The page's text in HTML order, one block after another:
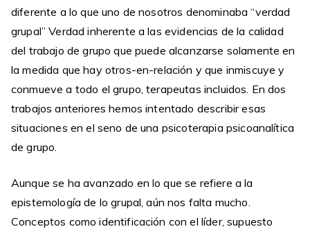
diferente a lo que uno de nosotros denominaba “verdad
grupal” Verdad inherente a las evidencias de la calidad
del trabajo de grupo que puede alcanzarse solamente en
la medida que hay otros-en-relación y que inmiscuye y
conmueve a todo el grupo, terapeutas incluidos. En dos
trabajos anteriores hemos intentado describir esas
situaciones en el seno de una psicoterapia psicoanalítica
de grupo.
Aunque se ha avanzado en lo que se refiere a la
epistemología de lo grupal, aún nos falta mucho.
Conceptos como identificación con el líder, supuesto